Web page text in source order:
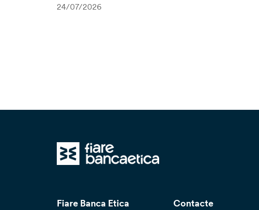
24/07/2026
Fiare Banca Etica Contacte